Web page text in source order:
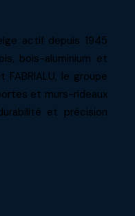
actif depuis 1945
bois-aluminium et
FABRIALU, le groupe
et murs-rideaux
et précision